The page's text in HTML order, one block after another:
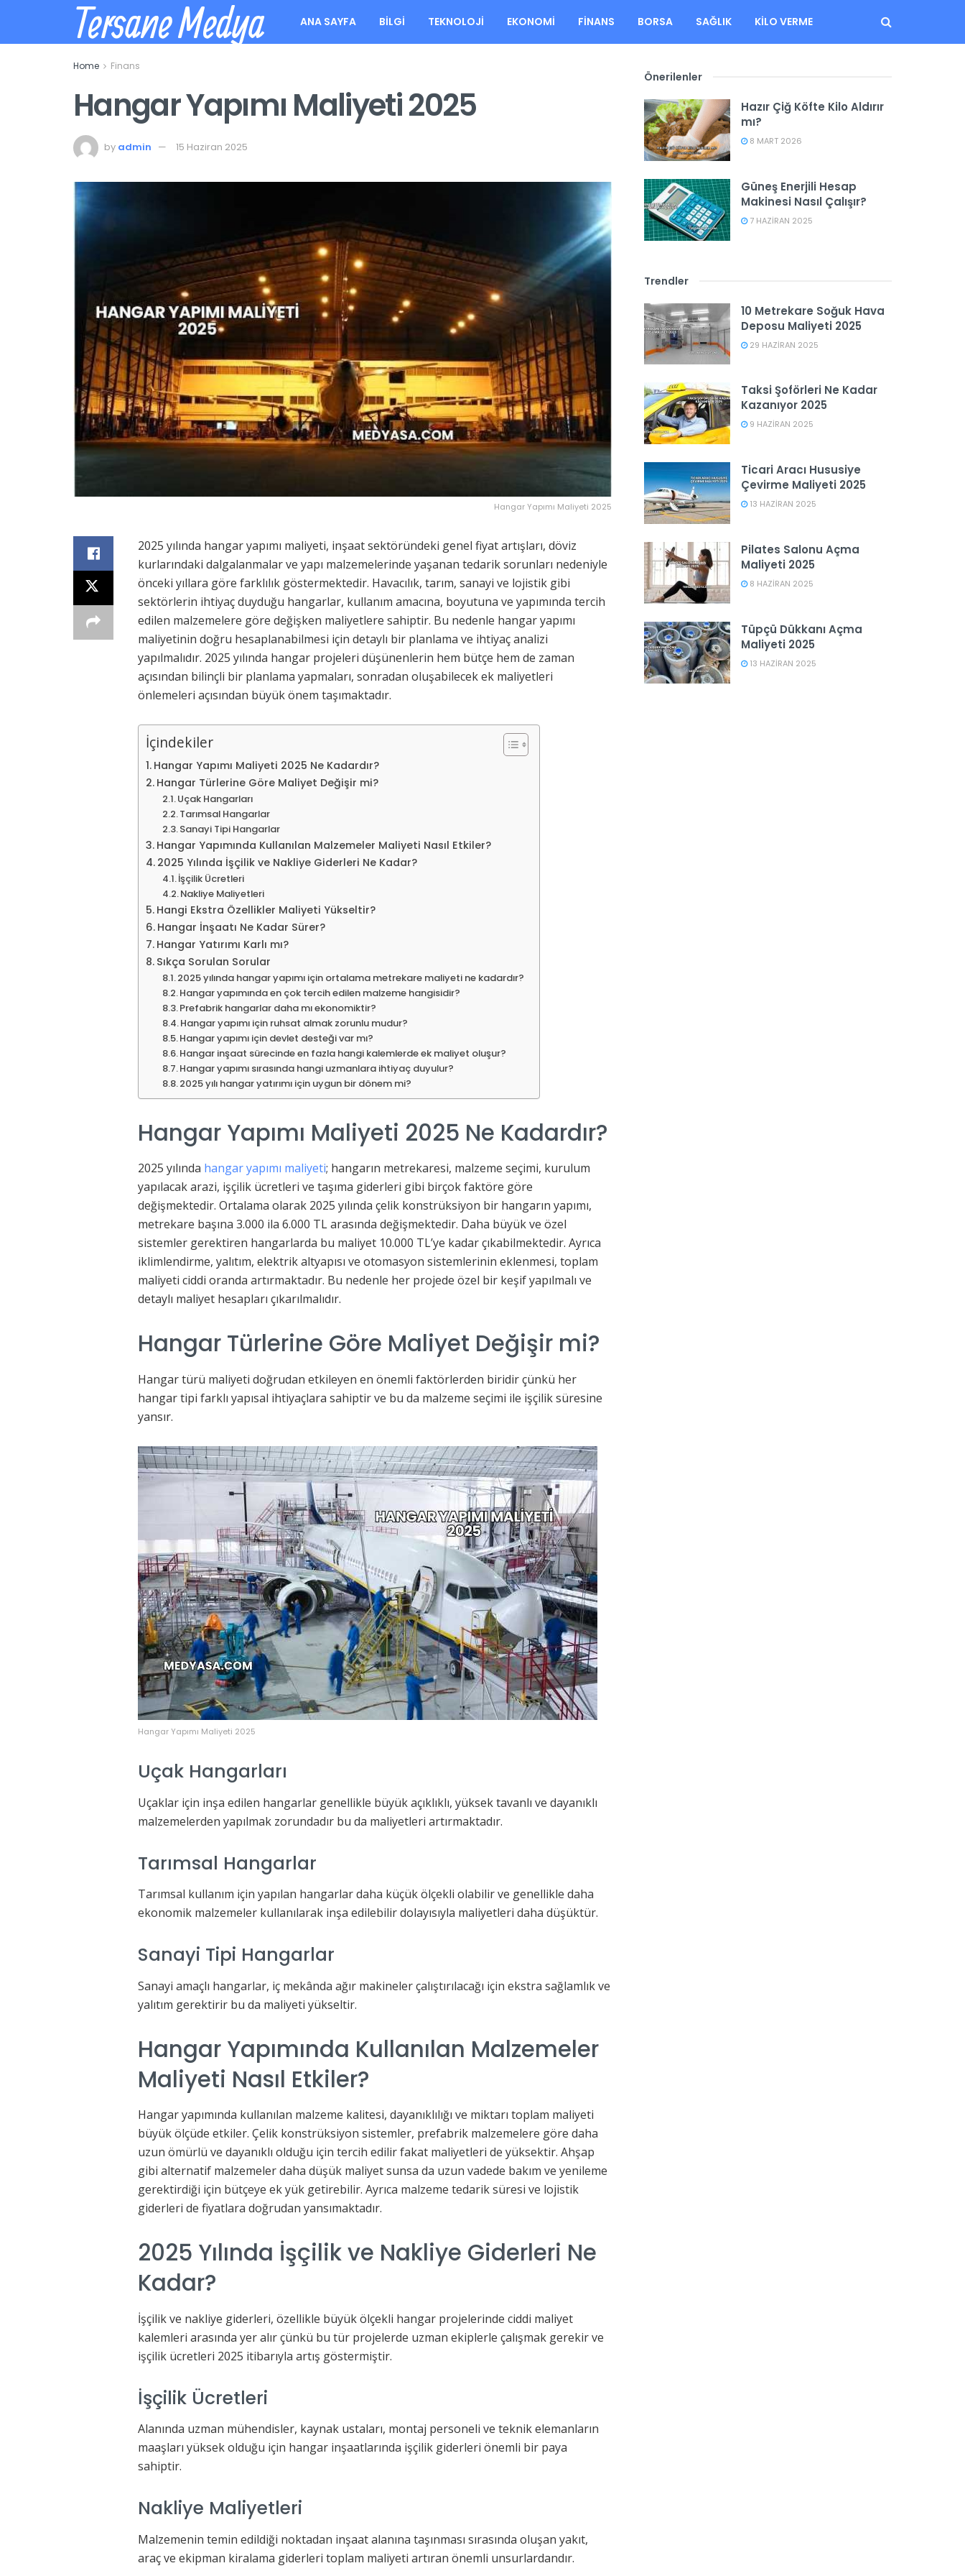
Tersane Medya ANA SAYFA BILGI TEKNOLOJI EKONOMI FINANS BORSA SAĞLIK KILO VERME
Home Finans
Hangar Yapımı Maliyeti 2025
by admin 15 Haziran 2025
Hangar Yapımı Maliyeti 2025
2025 yılında hangar yapımı maliyeti, inşaat sektöründeki genel fiyat artışları, döviz
kurlarındaki dalgalanmalar ve yapı malzemelerinde yaşanan tedarik sorunları nedeniyle
önceki yıllara göre farklılık göstermektedir. Havacılık, tarım, sanayi ve lojistik gibi
sektörlerin ihtiyaç duyduğu hangarlar, kullanım amacına, boyutuna ve yapımında tercih
edilen malzemelere göre değişken maliyetlere sahiptir. Bu nedenle hangar yapımı
maliyetinin doğru hesaplanabilmesi için detaylı bir planlama ve ihtiyaç analizi
yapılmalıdır. 2025 yılında hangar projeleri düşünenlerin hem bütçe hem de zaman
açısından bilinçli bir planlama yapmaları, sonradan oluşabilecek ek maliyetleri
önlemeleri açısından büyük önem taşımaktadır.
İçindekiler
Hangar Yapımı Maliyeti 2025 Ne Kadardır?
Hangar Türlerine Göre Maliyet Değişir mi?
Uçak Hangarları
Tarımsal Hangarlar
Sanayi Tipi Hangarlar
Hangar Yapımında Kullanılan Malzemeler Maliyeti Nasıl Etkiler?
2025 Yılında İşçilik ve Nakliye Giderleri Ne Kadar?
İşçilik Ücretleri
Nakliye Maliyetleri
Hangi Ekstra Özellikler Maliyeti Yükseltir?
Hangar İnşaatı Ne Kadar Sürer?
Hangar Yatırımı Karlı mı?
Sıkça Sorulan Sorular
2025 yılında hangar yapımı için ortalama metrekare maliyeti ne kadardır?
Hangar yapımında en çok tercih edilen malzeme hangisidir?
Prefabrik hangarlar daha mı ekonomiktir?
Hangar yapımı için ruhsat almak zorunlu mudur?
Hangar yapımı için devlet desteği var mı?
Hangar inşaat sürecinde en fazla hangi kalemlerde ek maliyet oluşur?
Hangar yapımı sırasında hangi uzmanlara ihtiyaç duyulur?
2025 yılı hangar yatırımı için uygun bir dönem mi?
Hangar Yapımı Maliyeti 2025 Ne Kadardır?
2025 yılında hangar yapımı maliyeti; hangarın metrekaresi, malzeme seçimi, kurulum
yapılacak arazi, işçilik ücretleri ve taşıma giderleri gibi birçok faktöre göre
değişmektedir. Ortalama olarak 2025 yılında çelik konstrüksiyon bir hangarın yapımı,
metrekare başına 3.000 ila 6.000 TL arasında değişmektedir. Daha büyük ve özel
sistemler gerektiren hangarlarda bu maliyet 10.000 TL’ye kadar çıkabilmektedir. Ayrıca
iklimlendirme, yalıtım, elektrik altyapısı ve otomasyon sistemlerinin eklenmesi, toplam
maliyeti ciddi oranda artırmaktadır. Bu nedenle her projede özel bir keşif yapılmalı ve
detaylı maliyet hesapları çıkarılmalıdır.
Hangar Türlerine Göre Maliyet Değişir mi?
Hangar türü maliyeti doğrudan etkileyen en önemli faktörlerden biridir çünkü her
hangar tipi farklı yapısal ihtiyaçlara sahiptir ve bu da malzeme seçimi ile işçilik süresine
yansır.
Hangar Yapımı Maliyeti 2025
Uçak Hangarları
Uçaklar için inşa edilen hangarlar genellikle büyük açıklıklı, yüksek tavanlı ve dayanıklı
malzemelerden yapılmak zorundadır bu da maliyetleri artırmaktadır.
Tarımsal Hangarlar
Tarımsal kullanım için yapılan hangarlar daha küçük ölçekli olabilir ve genellikle daha
ekonomik malzemeler kullanılarak inşa edilebilir dolayısıyla maliyetleri daha düşüktür.
Sanayi Tipi Hangarlar
Sanayi amaçlı hangarlar, iç mekânda ağır makineler çalıştırılacağı için ekstra sağlamlık ve
yalıtım gerektirir bu da maliyeti yükseltir.
Hangar Yapımında Kullanılan Malzemeler
Maliyeti Nasıl Etkiler?
Hangar yapımında kullanılan malzeme kalitesi, dayanıklılığı ve miktarı toplam maliyeti
büyük ölçüde etkiler. Çelik konstrüksiyon sistemler, prefabrik malzemelere göre daha
uzun ömürlü ve dayanıklı olduğu için tercih edilir fakat maliyetleri de yüksektir. Ahşap
gibi alternatif malzemeler daha düşük maliyet sunsa da uzun vadede bakım ve yenileme
gerektirdiği için bütçeye ek yük getirebilir. Ayrıca malzeme tedarik süresi ve lojistik
giderleri de fiyatlara doğrudan yansımaktadır.
2025 Yılında İşçilik ve Nakliye Giderleri Ne
Kadar?
İşçilik ve nakliye giderleri, özellikle büyük ölçekli hangar projelerinde ciddi maliyet
kalemleri arasında yer alır çünkü bu tür projelerde uzman ekiplerle çalışmak gerekir ve
işçilik ücretleri 2025 itibarıyla artış göstermiştir.
İşçilik Ücretleri
Alanında uzman mühendisler, kaynak ustaları, montaj personeli ve teknik elemanların
maaşları yüksek olduğu için hangar inşaatlarında işçilik giderleri önemli bir paya
sahiptir.
Nakliye Maliyetleri
Malzemenin temin edildiği noktadan inşaat alanına taşınması sırasında oluşan yakıt,
araç ve ekipman kiralama giderleri toplam maliyeti artıran önemli unsurlardandır.
Önerilenler
Hazır Çiğ Köfte Kilo Aldırır
mı?
8 MART 2026
Güneş Enerjili Hesap
Makinesi Nasıl Çalışır?
7 HAZIRAN 2025
Trendler
10 Metrekare Soğuk Hava
Deposu Maliyeti 2025
29 HAZIRAN 2025
Taksi Şoförleri Ne Kadar
Kazanıyor 2025
9 HAZIRAN 2025
Ticari Aracı Hususiye
Çevirme Maliyeti 2025
13 HAZIRAN 2025
Pilates Salonu Açma
Maliyeti 2025
8 HAZIRAN 2025
Tüpçü Dükkanı Açma
Maliyeti 2025
13 HAZIRAN 2025